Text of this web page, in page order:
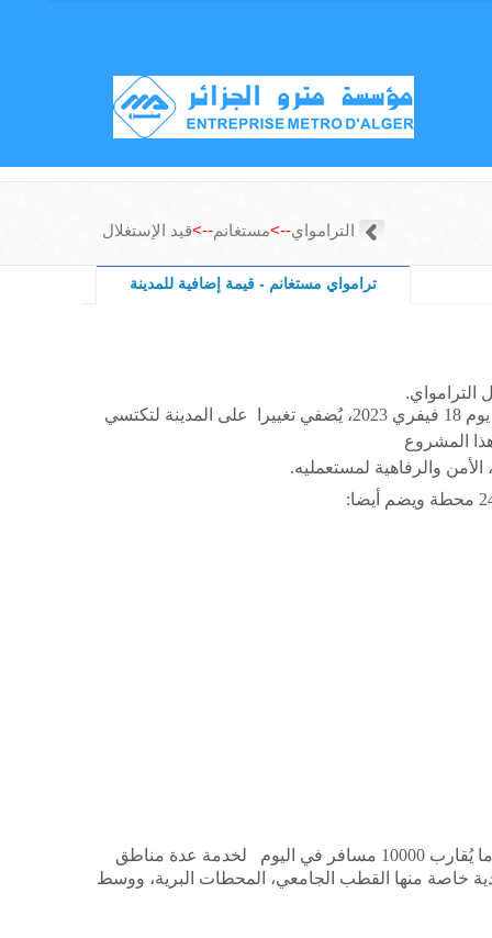
الترامواي-->مستغانم-->قيد الإستغلال
ترامواي مستغانم - قيمة إضافية للمدينة
الترامواي
ترامواي مستغانم الذي وضع حيز التشغـيل التجاري يوم 18 فيفري 2023، يُضفي تغييرا على المدينة لتكتسي
المشروع
والرفاهية لمستعمليه.
استغلال ترامواي مستغانم يجري بـ 25 قاطرة لنقل ما يُقارب 10000 مسافر في اليوم لخدمة عدة مناطق
خاصة منها القطب الجامعي، المحطات البرية، ووسط